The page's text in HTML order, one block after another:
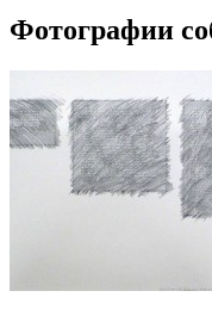
Фотографии